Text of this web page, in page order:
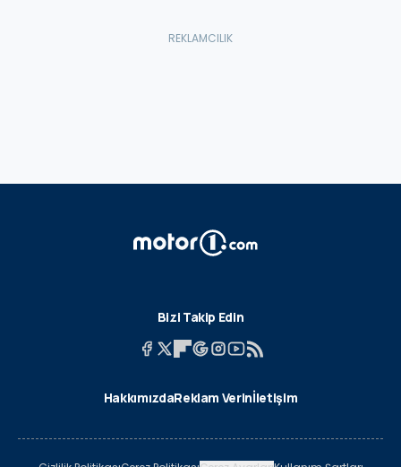
Bizi Takip Edin
HakkımızdaReklam Verinİletişim